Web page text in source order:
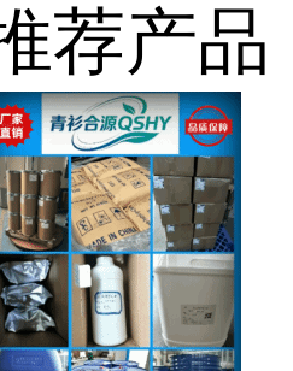
荐产品